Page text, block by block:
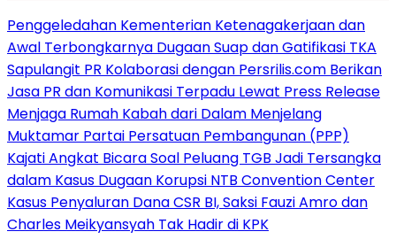
Penggeledahan Kementerian Ketenagakerjaan dan
Awal Terbongkarnya Dugaan Suap dan Gatifikasi TKA
Sapulangit PR Kolaborasi dengan Persrilis.com Berikan
Jasa PR dan Komunikasi Terpadu Lewat Press Release
Menjaga Rumah Kabah dari Dalam Menjelang
Muktamar Partai Persatuan Pembangunan (PPP)
Kajati Angkat Bicara Soal Peluang TGB Jadi Tersangka
dalam Kasus Dugaan Korupsi NTB Convention Center
Kasus Penyaluran Dana CSR BI, Saksi Fauzi Amro dan
Charles Meikyansyah Tak Hadir di KPK